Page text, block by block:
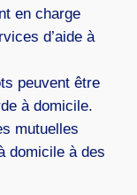
en charge
d’aide à
peuvent être
à domicile.
mutuelles
domicile à des